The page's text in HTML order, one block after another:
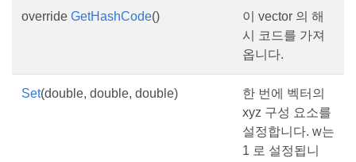
override GetHashCode()
이 vector 의 해
시 코드를 가져
옵니다.
Set(double, double, double)
한 번에 벡터의
xyz 구성 요소를
설정합니다. w는
1 로 설정됩니